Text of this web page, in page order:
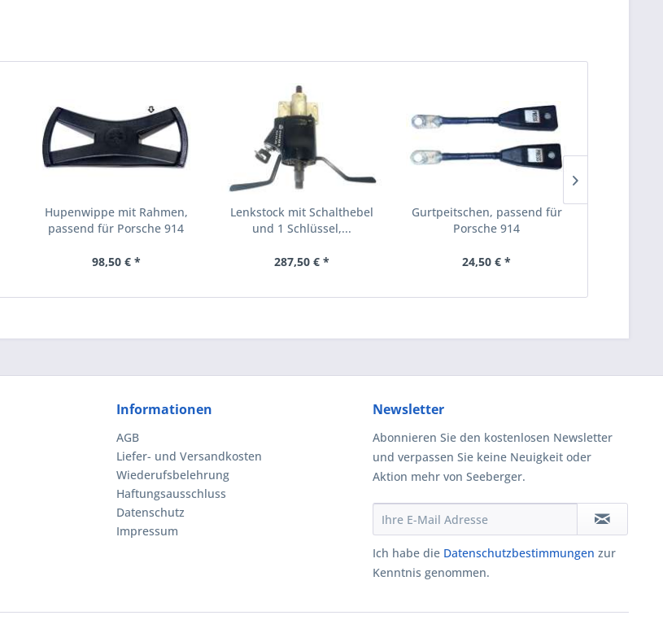
Hupenwippe mit Rahmen,
passend für Porsche 914
98,50 € *
Lenkstock mit Schalthebel
und 1 Schlüssel,...
287,50 € *
Gurtpeitschen, passend für
Porsche 914
24,50 € *
Informationen
AGB
Liefer- und Versandkosten
Wiederufsbelehrung
Haftungsausschluss
Datenschutz
Impressum
Newsletter
Abonnieren Sie den kostenlosen Newsletter
und verpassen Sie keine Neuigkeit oder
Aktion mehr von Seeberger.
Ich habe die Datenschutzbestimmungen zur
Kenntnis genommen.